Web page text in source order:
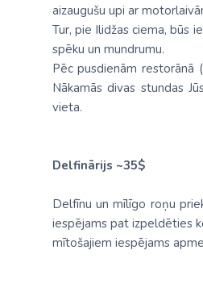
aizaugušu upi ar
Tur, pie Ilidžas ciema, būs
spēku un mundrumu.
Pēc pusdienām restorānā
Nākamās divas stundas
vieta.
Delfinārijs ~35$
Delfīnu un mīlīgo roņu
iespējams pat izpeldēties
mītošajiem iespējams